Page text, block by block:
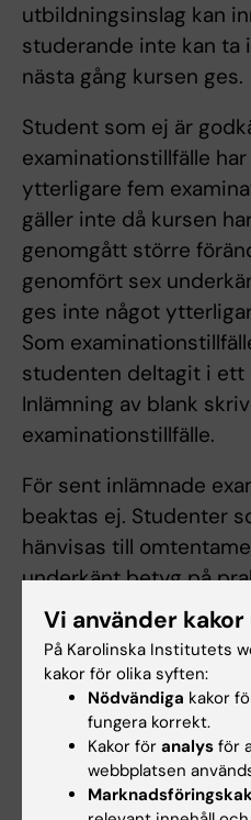
utbildningsinslag kan
studerande inte kan ta
nästa gång kursen ges.
Student som ej är
examinationstillfälle
ytterligare fem
gäller inte då kursen
genomgått större
genomfört sex
ges inte något
Som
studenten deltagit i ett
Inlämning av blank
examinationstillfälle.
För sent inlämnade
beaktas ej. Studenter
hänvisas till
underkänt betyg på
studenten rätt att
det momentet
Examinator bedömer
särskilda skäl för
möjlighet att fatta
examinationsunderlag
resultat. Student som
Vi använder
På Karolinska Institutets
kakor för olika syften:
Nödvändiga kakor
fungera korrekt.
Kakor för analys för
webbplatsen